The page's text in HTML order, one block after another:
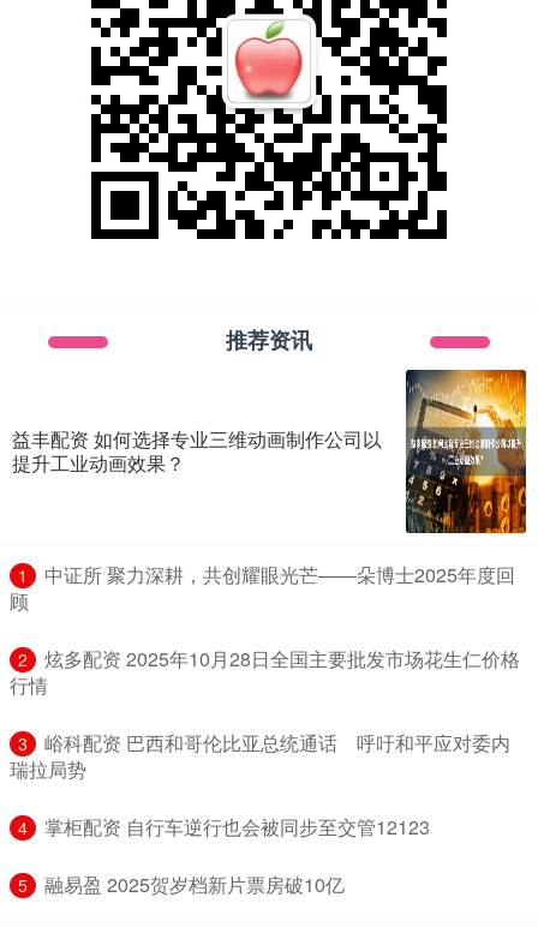
推荐资讯
益丰配资 如何选择专业三维动画制作公司以
提升工业动画效果？
1
​中证所 聚力深耕，共创耀眼光芒——朵博士2025年度回
顾
2
​炫多配资 2025年10月28日全国主要批发市场花生仁价格
行情
3
​峪科配资 巴西和哥伦比亚总统通话 呼吁和平应对委内
瑞拉局势
4 ​掌柜配资 自行车逆行也会被同步至交管12123
5 ​融易盈 2025贺岁档新片票房破10亿